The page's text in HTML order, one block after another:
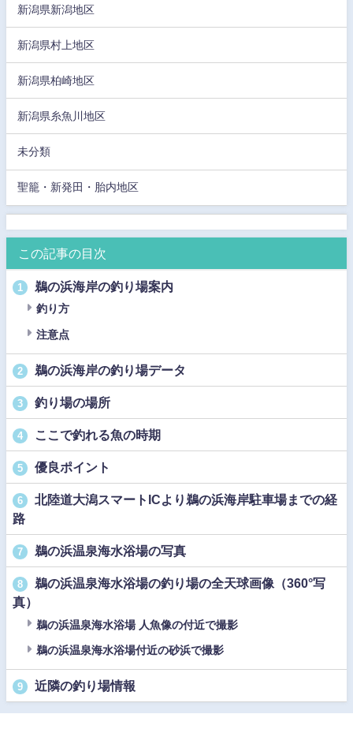
新潟県新潟地区
新潟県村上地区
新潟県柏崎地区
新潟県糸魚川地区
未分類
聖籠・新発田・胎内地区
この記事の目次
1 鵜の浜海岸の釣り場案内
釣り方
注意点
2 鵜の浜海岸の釣り場データ
3 釣り場の場所
4 ここで釣れる魚の時期
5 優良ポイント
6
北陸道大潟スマートICより鵜の浜海岸駐車場までの経
路
7 鵜の浜温泉海水浴場の写真
8
鵜の浜温泉海水浴場の釣り場の全天球画像（360°写
真）
鵜の浜温泉海水浴場 人魚像の付近で撮影
鵜の浜温泉海水浴場付近の砂浜で撮影
9 近隣の釣り場情報